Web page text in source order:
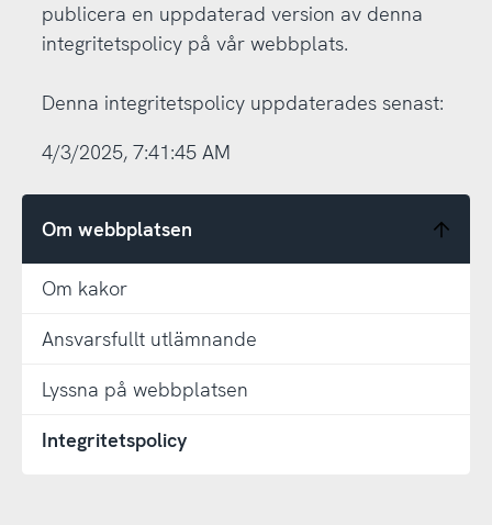
publicera en uppdaterad version av denna
integritetspolicy på vår webbplats.
Denna integritetspolicy uppdaterades senast:
4/3/2025, 7:41:45 AM
Om webbplatsen
Om kakor
Ansvarsfullt utlämnande
Lyssna på webbplatsen
Integritetspolicy